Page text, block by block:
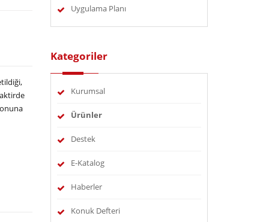
Uygulama Planı
Kategoriler
Kurumsal
Ürünler
Destek
E-Katalog
Haberler
Konuk Defteri